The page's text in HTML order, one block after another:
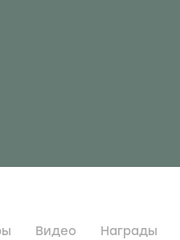
Видео Награды